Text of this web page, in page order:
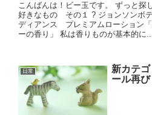
こんばんは！ビー玉です。 ずっと探
好きなもの その１ ? ジョンソン
ディアンス プレミアムローション
ーの香り」 私は香りものが基本的に
日常
新カテ
ール再び